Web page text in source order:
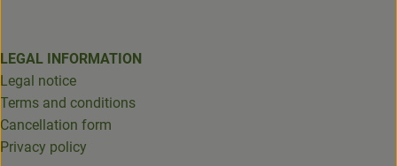
LEGAL INFORMATION
Legal notice
Terms and conditions
Cancellation form
Privacy policy